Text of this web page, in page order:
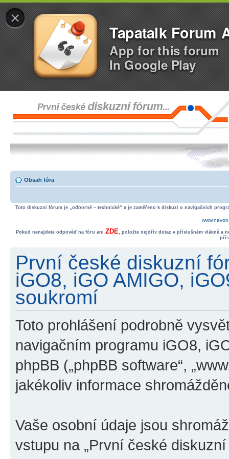
×
Tapatalk Forum
App for this forum
In Google Play
Obsah fóra
Toto diskuzní fórum je „odborně – technické“ a je zaměřeno k diskuzi o navigačních
Pokud nenajdete odpověď na fóru ani ZDE, položte nejdřív dotaz v příslušném vlákně a
První české diskuzní
iGO8, iGO AMIGO,
soukromí
Toto prohlášení podrobně
navigačním programu iGO8,
phpBB („phpBB software“,
jakékoliv informace
Vaše osobní údaje jsou
vstupu na „První české